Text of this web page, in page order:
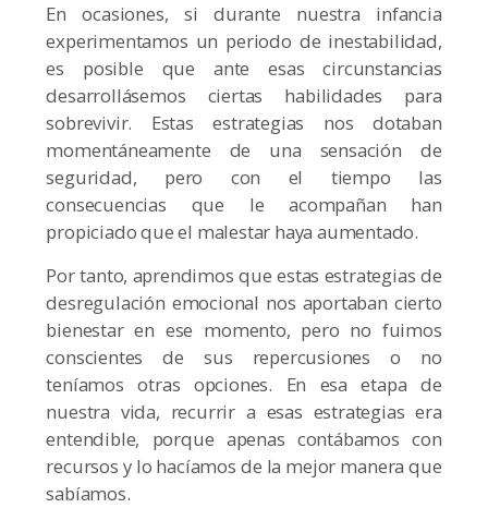
En ocasiones, si durante nuestra infancia
experimentamos un periodo de inestabilidad,
es posible que ante esas circunstancias
desarrollásemos ciertas habilidades para
sobrevivir. Estas estrategias nos dotaban
momentáneamente de una sensación de
seguridad, pero con el tiempo las
consecuencias que le acompañan han
propiciado que el malestar haya aumentado.
Por tanto, aprendimos que estas estrategias de
desregulación emocional nos aportaban cierto
bienestar en ese momento, pero no fuimos
conscientes de sus repercusiones o no
teníamos otras opciones. En esa etapa de
nuestra vida, recurrir a esas estrategias era
entendible, porque apenas contábamos con
recursos y lo hacíamos de la mejor manera que
sabíamos.